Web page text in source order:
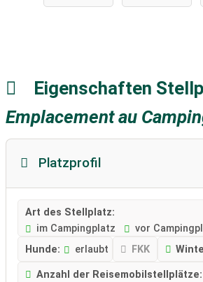
Eigenschaften
Emplacement au
Platzprofil
Art des Stellplatz:
im Campingplatz
vor
Hunde:
erlaubt FKK
Anzahl der Reisemobilstellplätze: